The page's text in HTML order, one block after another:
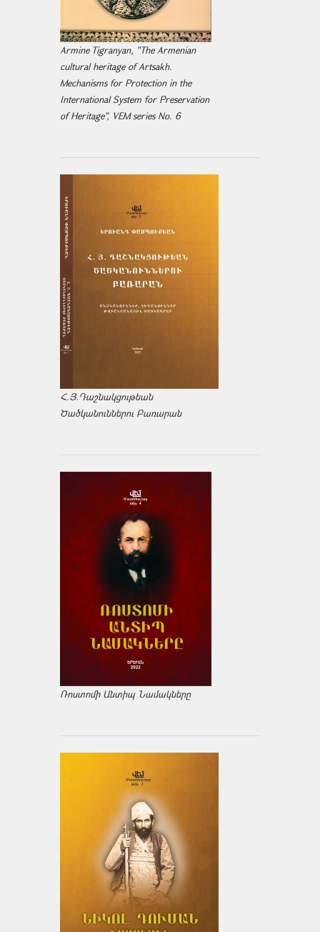
Armine Tigranyan, "The Armenian
cultural heritage of Artsakh.
Mechanisms for Protection in the
International System for Preservation
of Heritage", VEM series No. 6
Հ.Յ.Դաշնակցութեան
Ծածկանուններու Բառարան
Ռոստոմի Անտիպ Նամակները